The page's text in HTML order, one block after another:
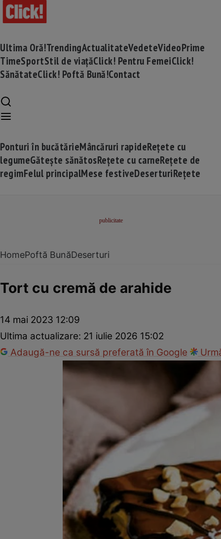
Ultima Oră!TrendingActualitateVedeteVideoPrime
TimeSportStil de viațăClick! Pentru FemeiClick!
SănătateClick! Poftă Bună!Contact
Ponturi în bucătărieMâncăruri rapideRețete cu
legumeGătește sănătosRețete cu carneRețete de
regimFelul principalMese festiveDeserturiRețete
HomePoftă BunăDeserturi
Tort cu cremă de arahide
14 mai 2023 12:09
Ultima actualizare: 21 iulie 2026 15:02
Adaugă-ne ca sursă preferată în Google